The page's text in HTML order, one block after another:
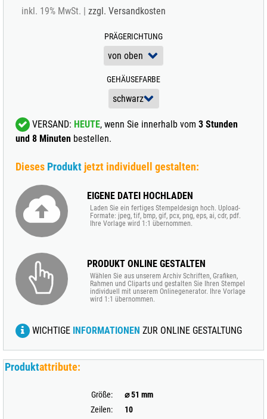
inkl. 19% MwSt. | zzgl. Versandkosten
PRÄGERICHTUNG
GEHÄUSEFARBE
VERSAND: HEUTE, wenn Sie innerhalb vom 3 Stunden
und 8 Minuten bestellen.
Dieses Produkt jetzt individuell gestalten:
EIGENE DATEI HOCHLADEN
Laden Sie ein fertiges Stempeldesign hoch. Upload-
Formate: jpeg, tif, bmp, gif, pcx, png, eps, ai, cdr, pdf.
Ihre Vorlage wird 1:1 übernommen.
PRODUKT ONLINE GESTALTEN
Wählen Sie aus unserem Archiv Schriften, Grafiken,
Rahmen und Cliparts und gestalten Sie Ihren Stempel
individuell mit unserem Onlinegenerator. Ihre Vorlage
wird 1:1 übernommen.
WICHTIGE INFORMATIONEN ZUR ONLINE GESTALTUNG
Produktattribute:
Größe:
⌀ 51 mm
Zeilen:
10